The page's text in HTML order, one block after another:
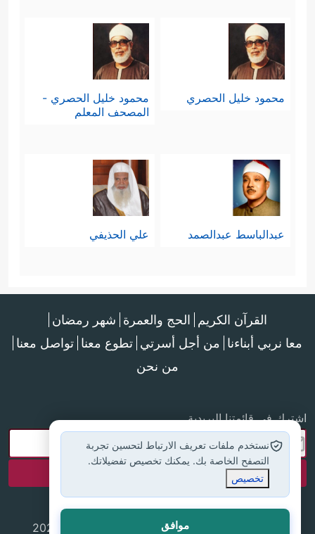
محمود خليل الحصري
محمود خليل الحصري -
المصحف المعلم
عبدالباسط عبدالصمد علي الحذيفي
القرآن الكريم الحج والعمرة شهر رمضان
معا نربي أبناءنا من أجل أسرتي تطوع معنا تواصل معنا
من نحن
اشترك في قائمتنا البريدية
جميع الحقوق محفوظة لموقع إسلام أون لاين © 2025
نستخدم ملفات تعريف الارتباط لتحسين تجربة
التصفح الخاصة بك. يمكنك تخصيص تفضيلاتك.
تخصيص
موافق